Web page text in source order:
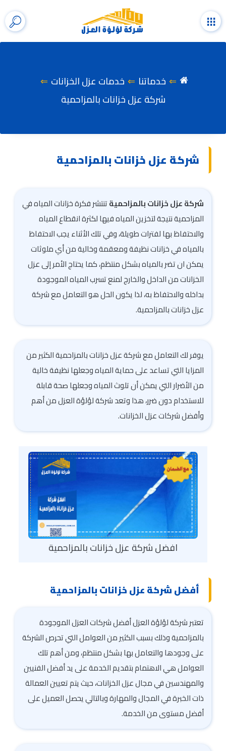
التجاوز
إلى
المحتوى
القائمة
خدماتنا
خدمات عزل الخزانات
شركة عزل خزانات بالمزاحمية
شركة عزل خزانات بالمزاحمية
شركة عزل خزانات بالمزاحميةتنتشر فكرة خزانات المياه في
المزاحمية نتيجة لتخزين المياه فيها لكثرة انقطاع المياه
والاحتفاظ بها لفترات طويلة، وفي تلك الأثناء يجب الاحتفاظ
بالمياه في خزانات نظيفة ومعقمة وخالية من أي ملوثات
يمكن ان تضر بالمياه بشكل منتظم، كما يحتاج الأمر إلى عزل
الخزانات من الداخل والخارج لمنع تسرب المياه الموجودة
بداخله والاحتفاظ به، لذا يكون الحل هو التعامل مع شركة
عزل خزانات بالمزاحمية.
يوفر لك التعامل مع شركة عزل خزانات بالمزاحمية الكثير من
المزايا التي تساعد على حماية المياه وجعلها نظيفة خالية
من الأضرار التي يمكن أن تلوث المياه وجعلها صحة قابلة
للاستخدام دون ضرر، هذا وتعد شركة لؤلؤة العزل من أهم
وأفضل شركات عزل الخزانات.
افضل شركة عزل خزانات بالمزاحمية
أفضل شركة عزل خزانات بالمزاحمية
تعتبر شركة لؤلؤة العزل أفضل شركات العزل الموجودة
بالمزاحمية وذلك بسبب الكثير من العوامل التي تحرص الشركة
على وجودها والتعامل بها بشكل منتظم، ومن أهم تلك
العوامل هي الاهتمام بتقديم الخدمة على يد أفضل الفنيين
والمهندسين في مجال عزل الخزانات، حيث يتم تعيين العمالة
ذات الخبرة في المجال والمهارة وبالتالي يحصل العميل على
أفضل مستوى من الخدمة.